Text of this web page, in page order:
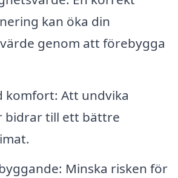
kan öka din
genom att förebygga
komfort: Att undvika
bidrar till ett bättre
Minska risken för